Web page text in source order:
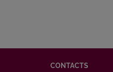
CONTACTS